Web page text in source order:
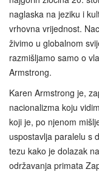
naglaska na jeziku i
vrhovna vrijednost.
živimo u globalnom
razmišljamo samo o
Armstrong.
Karen Armstrong je,
nacionalizma koju
koji je, po njenom
uspostavlja paralelu s
tezu kako je dolazak
održavanja primata